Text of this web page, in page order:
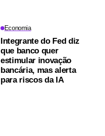
Economia
Integrante do Fed diz
que banco quer
estimular inovação
bancária, mas alerta
para riscos da IA